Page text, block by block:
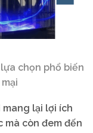
chọn phổ biến
mang lại lợi ích
còn đem đến